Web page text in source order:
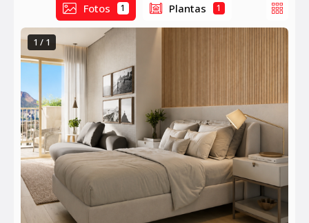
Fotos
1 Plantas 1
1 / 1